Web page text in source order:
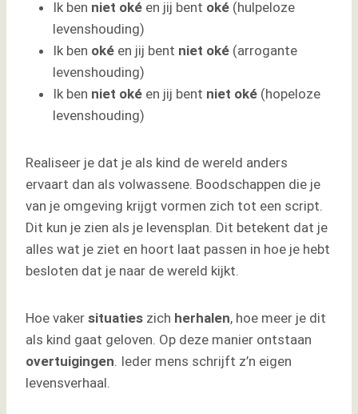
Ik ben niet oké en jij bent oké (hulpeloze
levenshouding)
Ik ben oké en jij bent niet oké (arrogante
levenshouding)
Ik ben niet oké en jij bent niet oké (hopeloze
levenshouding)
Realiseer je dat je als kind de wereld anders
ervaart dan als volwassene. Boodschappen die je
van je omgeving krijgt vormen zich tot een script.
Dit kun je zien als je levensplan. Dit betekent dat je
alles wat je ziet en hoort laat passen in hoe je hebt
besloten dat je naar de wereld kijkt.
Hoe vaker situaties zich herhalen, hoe meer je dit
als kind gaat geloven. Op deze manier ontstaan
overtuigingen. Ieder mens schrijft z’n eigen
levensverhaal.